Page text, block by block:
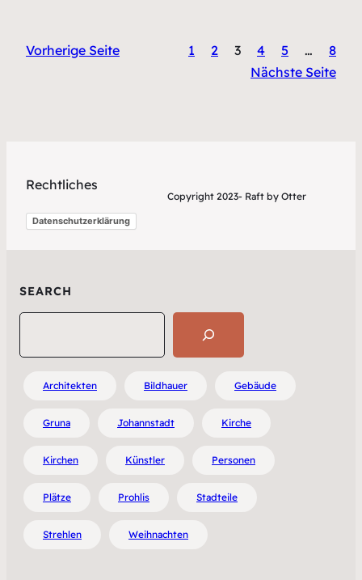
Vorherige Seite 1 2 3 4 5 …
8
Nächste Seite
Rechtliches
Datenschutzerklärung
Copyright 2023- Raft by Otter
SEARCH
Architekten Bildhauer Gebäude
Gruna Johannstadt Kirche
Kirchen Künstler Personen
Plätze Prohlis Stadteile
Strehlen Weihnachten